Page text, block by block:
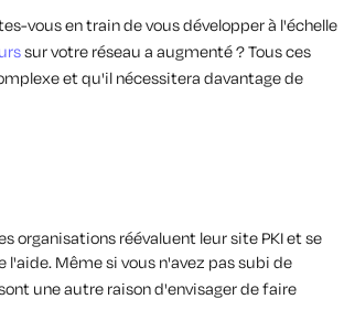
vous en train de vous développer à l'échelle
sur votre réseau a augmenté ? Tous ces
et qu'il nécessitera davantage de
organisations réévaluent leur site PKI et se
Même si vous n'avez pas subi de
une autre raison d'envisager de faire